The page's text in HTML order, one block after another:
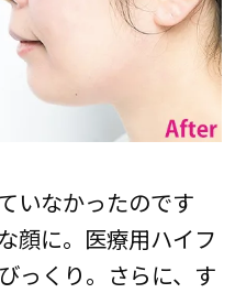
いなかったのです
顔に。医療用ハイフ
っくり。さらに、す